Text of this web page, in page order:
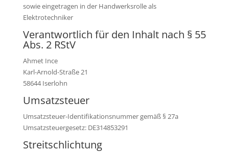
sowie eingetragen in der Handwerksrolle als
Elektrotechniker
Verantwortlich für den Inhalt nach § 55
Abs. 2 RStV
Ahmet Ince
Karl-Arnold-Straße 21
58644 Iserlohn
Umsatzsteuer
Umsatzsteuer-Identifikationsnummer gemäß § 27a
Umsatzsteuergesetz: DE314853291
Streitschlichtung